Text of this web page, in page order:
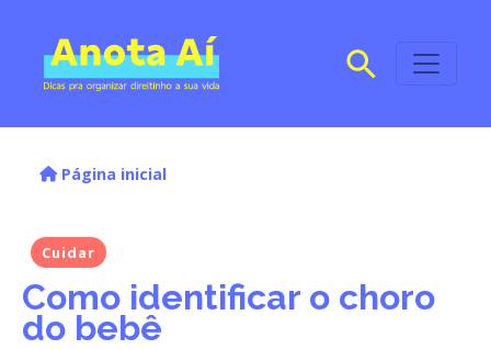
Página inicial
Cuidar
Como identificar o choro
do bebê